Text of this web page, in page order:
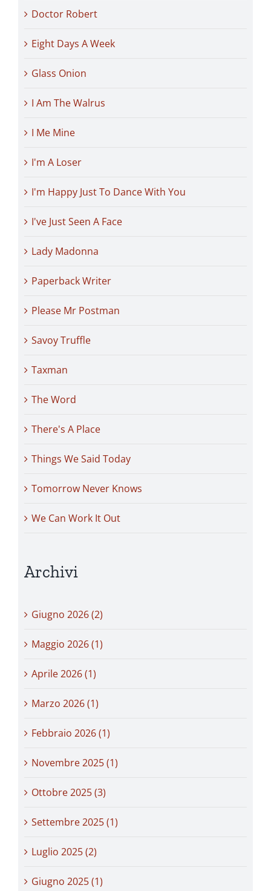
Doctor Robert
Eight Days A Week
Glass Onion
I Am The Walrus
I Me Mine
I'm A Loser
I'm Happy Just To Dance With You
I've Just Seen A Face
Lady Madonna
Paperback Writer
Please Mr Postman
Savoy Truffle
Taxman
The Word
There's A Place
Things We Said Today
Tomorrow Never Knows
We Can Work It Out
Archivi
Giugno 2026 (2)
Maggio 2026 (1)
Aprile 2026 (1)
Marzo 2026 (1)
Febbraio 2026 (1)
Novembre 2025 (1)
Ottobre 2025 (3)
Settembre 2025 (1)
Luglio 2025 (2)
Giugno 2025 (1)